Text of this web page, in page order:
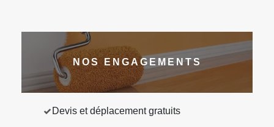
NOS ENGAGEMENTS
Devis et déplacement gratuits